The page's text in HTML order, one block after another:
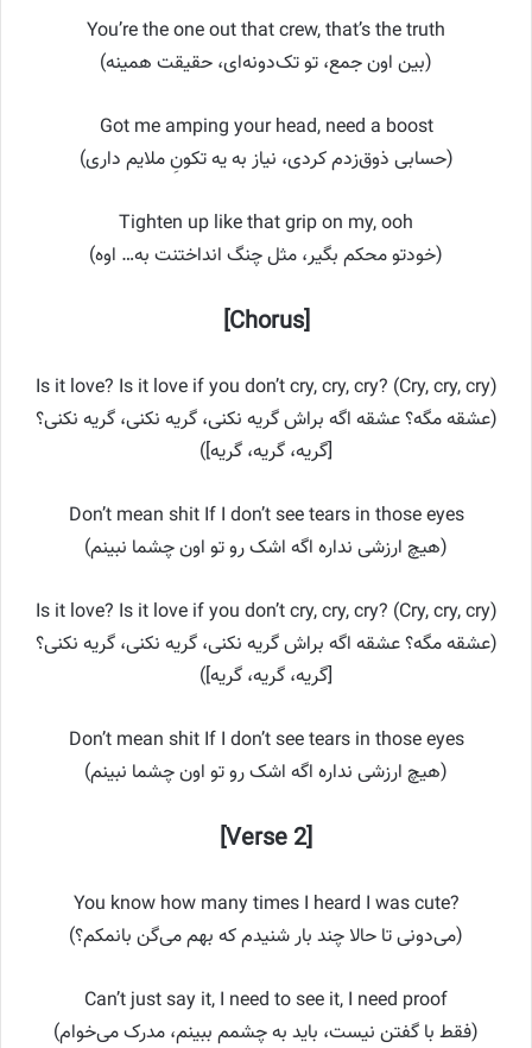
You’re the one out that crew, that’s the truth
(بین اون جمع، تو تک‌دونه‌ای، حقیقت همینه)
Got me amping your head, need a boost
(حسابی ذوق‌زدم کردی، نیاز به یه تکونِ ملایم داری)
Tighten up like that grip on my, ooh
(خودتو محکم بگیر، مثل چنگ انداختنت به… اوه)
[Chorus]
Is it love? Is it love if you don’t cry, cry, cry? (Cry, cry, cry)
(عشقه مگه؟ عشقه اگه براش گریه نکنی، گریه نکنی، گریه نکنی؟
[گریه، گریه، گریه])
Don’t mean shit If I don’t see tears in those eyes
(هیچ ارزشی نداره اگه اشک رو تو اون چشما نبینم)
Is it love? Is it love if you don’t cry, cry, cry? (Cry, cry, cry)
(عشقه مگه؟ عشقه اگه براش گریه نکنی، گریه نکنی، گریه نکنی؟
[گریه، گریه، گریه])
Don’t mean shit If I don’t see tears in those eyes
(هیچ ارزشی نداره اگه اشک رو تو اون چشما نبینم)
[Verse 2]
You know how many times I heard I was cute?
(می‌دونی تا حالا چند بار شنیدم که بهم می‌گن بانمکم؟)
Can’t just say it, I need to see it, I need proof
(فقط با گفتن نیست، باید به چشمم ببینم، مدرک می‌خوام)